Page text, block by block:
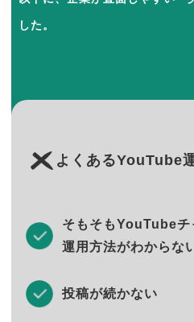
した。
よくあるYouTube
そもそもYouTubeチ
運用方法がわからな
投稿が続かない